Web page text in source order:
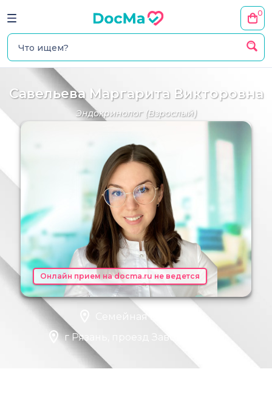
0
Савельева Маргарита Викторовна
Эндокринолог(Взрослый)
Онлайн прием на docma.ru не ведется
Семейная клиника
г Рязань, проезд Заводской, д 1